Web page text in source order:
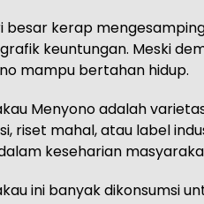
besar kerap
keuntungan. Meski
mampu bertahan hidup.
Menyono adalah
riset mahal, atau label
keseharian
ini banyak dikonsumsi